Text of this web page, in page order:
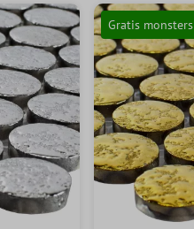
Gratis monsters